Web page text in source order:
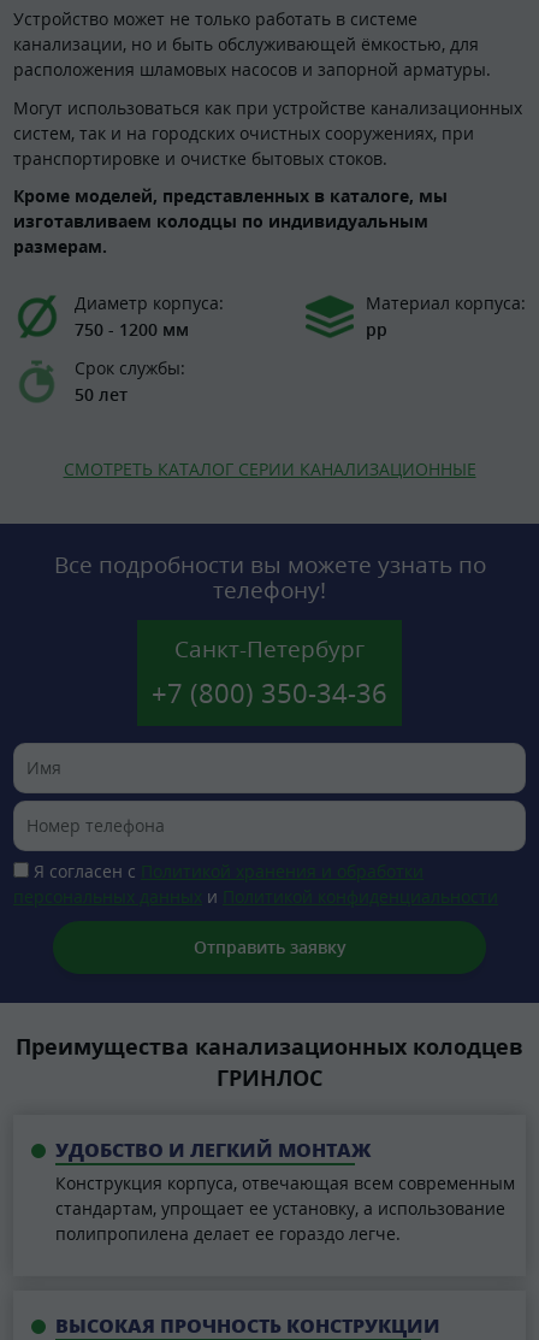
Устройство может не только работать в системе
канализации, но и быть обслуживающей ёмкостью, для
расположения шламовых насосов и запорной арматуры.
Могут использоваться как при устройстве канализационных
систем, так и на городских очистных сооружениях, при
транспортировке и очистке бытовых стоков.
Кроме моделей, представленных в каталоге, мы
изготавливаем колодцы по индивидуальным
размерам.
Диаметр корпуса:
750 - 1200 мм
Материал корпуса:
pp
Срок службы:
50 лет
СМОТРЕТЬ КАТАЛОГ СЕРИИ КАНАЛИЗАЦИОННЫЕ
Все подробности вы можете узнать по
телефону!
Санкт-Петербург
+7 (800) 350-34-36
Я согласен с Политикой хранения и обработки
персональных данных и Политикой конфиденциальности
Преимущества канализационных колодцев
ГРИНЛОС
УДОБСТВО И ЛЕГКИЙ МОНТАЖ
Конструкция корпуса, отвечающая всем современным
стандартам, упрощает ее установку, а использование
полипропилена делает ее гораздо легче.
ВЫСОКАЯ ПРОЧНОСТЬ КОНСТРУКЦИИ